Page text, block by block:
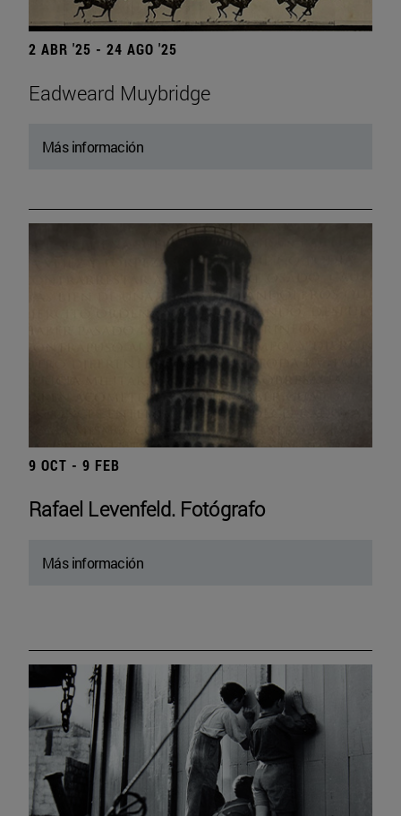
2 ABR '25 - 24 AGO '25
Eadweard Muybridge
Más información
9 OCT - 9 FEB
Rafael Levenfeld. Fotógrafo
Más información